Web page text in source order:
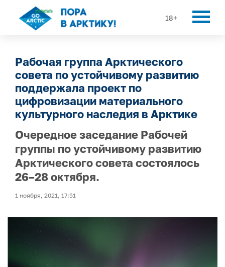
18+
Рабочая группа Арктического
совета по устойчивому развитию
поддержала проект по
цифровизации материального
культурного наследия в Арктике
Очередное заседание Рабочей
группы по устойчивому развитию
Арктического совета состоялось
26–28 октября.
1 ноября, 2021, 17:51